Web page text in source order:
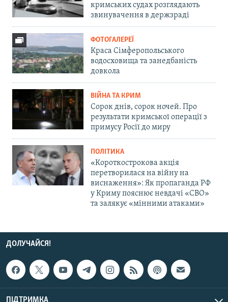
кримських судах розглядають
звинувачення в держзраді
ФОТОГАЛЕРЕЇ
Краса Сімферопольського
водосховища та занедбаність
довкола
ВІЙНА ТА КРИМ
Сорок днів, сорок ночей. Про
результати кримської операції з
примусу Росії до миру
ПОЛІТИКА
«Короткострокова акція
перетворилася на війну на
виснаження»: Як пропаганда РФ
у Криму пояснює невдачі «СВО»
та залякує «мінними атаками»
ДОЛУЧАЙСЯ!
ПІДТРИМКА